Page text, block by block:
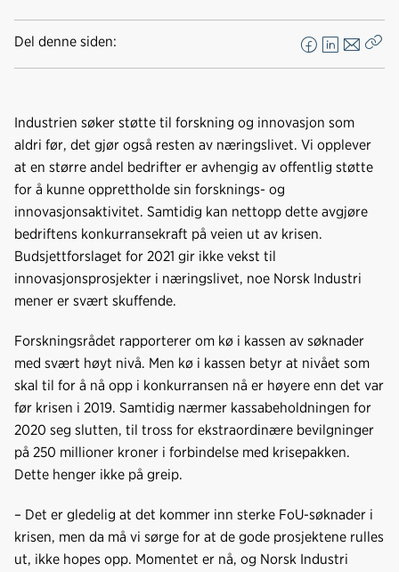
Del denne siden:
F
a
e
b
o
k
L
i
k
e
d
E
-
o
s
t
Industrien søker støtte til forskning og innovasjon som
aldri før, det gjør også resten av næringslivet. Vi opplever
at en større andel bedrifter er avhengig av offentlig støtte
for å kunne opprettholde sin forsknings- og
innovasjonsaktivitet. Samtidig kan nettopp dette avgjøre
bedriftens konkurransekraft på veien ut av krisen.
Budsjettforslaget for 2021 gir ikke vekst til
innovasjonsprosjekter i næringslivet, noe Norsk Industri
mener er svært skuffende.
Forskningsrådet rapporterer om kø i kassen av søknader
med svært høyt nivå. Men kø i kassen betyr at nivået som
skal til for å nå opp i konkurransen nå er høyere enn det var
før krisen i 2019. Samtidig nærmer kassabeholdningen for
2020 seg slutten, til tross for ekstraordinære bevilgninger
på 250 millioner kroner i forbindelse med krisepakken.
Dette henger ikke på greip.
– Det er gledelig at det kommer inn sterke FoU-søknader i
krisen, men da må vi sørge for at de gode prosjektene rulles
ut, ikke hopes opp. Momentet er nå, og Norsk Industri